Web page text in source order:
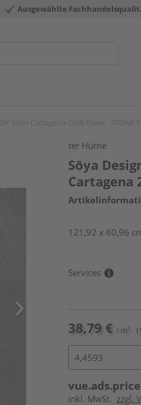
Ausgewählte
ter Hürne
Sōya
Cartagena
121,92 x 60,96
Services
38,79 € / m²
inkl. MwSt. zzgl.